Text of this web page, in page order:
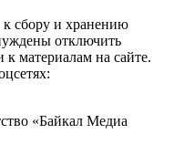
к сбору и хранению
отключить
к материалам на сайте.
«Байкал Медиа